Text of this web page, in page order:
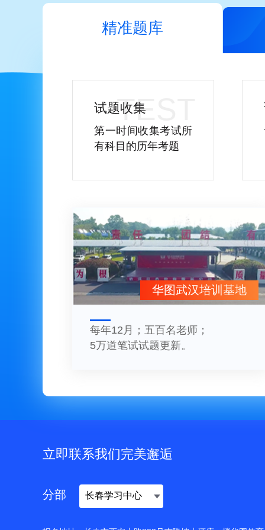
精准题库
试题收集
第一时间收集考试所
有科目的历年考题
华图武汉培训基地
每年12月；五百名老师；
5万道笔试试题更新。
立即联系我们完美邂逅
分部